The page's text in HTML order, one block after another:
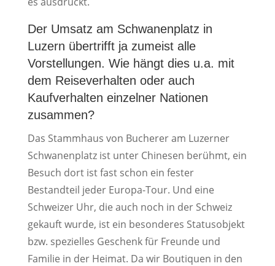
Der Umsatz am Schwanenplatz in
Luzern übertrifft ja zumeist alle
Vorstellungen. Wie hängt dies u.a. mit
dem Reiseverhalten oder auch
Kaufverhalten einzelner Nationen
zusammen?
Das Stammhaus von Bucherer am Luzerner
Schwanenplatz ist unter Chinesen berühmt, ein
Besuch dort ist fast schon ein fester
Bestandteil jeder Europa-Tour. Und eine
Schweizer Uhr, die auch noch in der Schweiz
gekauft wurde, ist ein besonderes Statusobjekt
bzw. spezielles Geschenk für Freunde und
Familie in der Heimat. Da wir Boutiquen in den